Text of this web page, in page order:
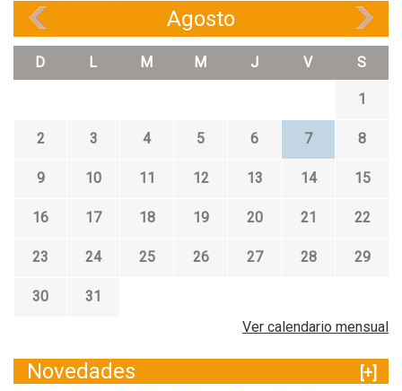
Agosto
D L M M J V S
1
2 3 4 5 6 7 8
9 10 11 12 13 14 15
16 17 18 19 20 21 22
23 24 25 26 27 28 29
30
31
Ver calendario mensual
Novedades
[+]